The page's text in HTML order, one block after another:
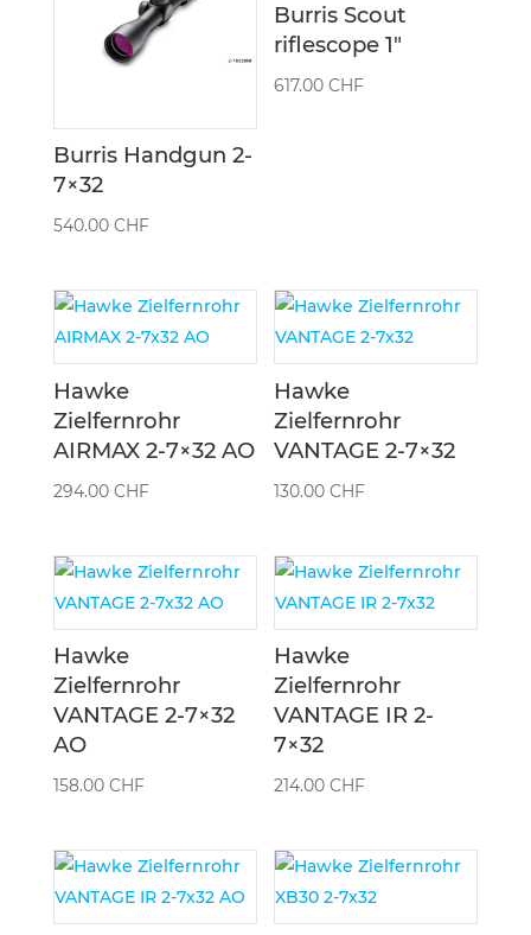
Burris Handgun 2-
7×32
540.00 CHF
Burris Scout
riflescope 1″
617.00CHF
Hawke
Zielfernrohr
AIRMAX 2-7×32 AO
294.00 CHF
Hawke
Zielfernrohr
VANTAGE 2-7×32
130.00CHF
Hawke
Zielfernrohr
VANTAGE 2-7×32
AO
158.00 CHF
Hawke
Zielfernrohr
VANTAGE IR 2-
7×32
214.00CHF